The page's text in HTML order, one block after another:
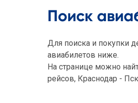
Поиск
Для поиска и покупки
авиабилетов ниже.
На странице можно
рейсов, Краснодар -